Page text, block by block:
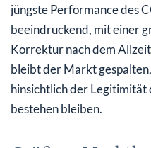
jüngste Performance des
beeindruckend, mit einer
Korrektur nach dem
bleibt der Markt
hinsichtlich der Legitimität
bestehen bleiben.